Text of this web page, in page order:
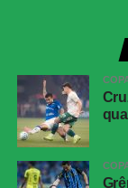
encerrou o
gol,
espanhola.
Na segunda
Com menos de
esquerda e